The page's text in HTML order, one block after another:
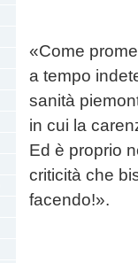
«Come
a tempo
sanità
in cui la
Ed è proprio
criticità che
facendo!».